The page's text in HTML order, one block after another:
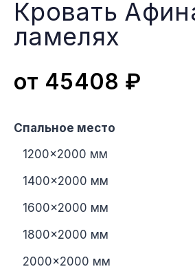
Кровать
ламеляx
от 45408 ₽
Спальное место
1200×2000 мм
1400×2000 мм
1600×2000 мм
1800×2000 мм
2000×2000 мм